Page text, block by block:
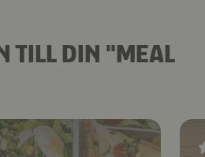
TILL DIN "MEAL